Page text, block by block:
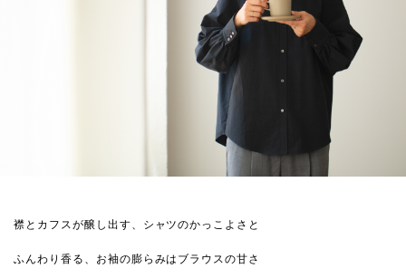
襟とカフスが醸し出す、シャツのかっこよさと
ふんわり香る、お袖の膨らみはブラウスの甘さ